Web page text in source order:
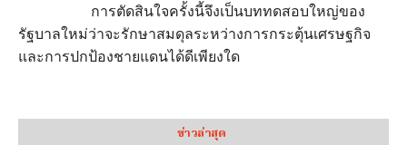
การตัดสินใจครั้งนี้จึงเป็นบททดสอบใหญ่ของ
รัฐบาลใหม่ว่าจะรักษาสมดุลระหว่างการกระตุ้นเศรษฐกิจ
และการปกป้องชายแดนได้ดีเพียงใด
ข่าวล่าสุด